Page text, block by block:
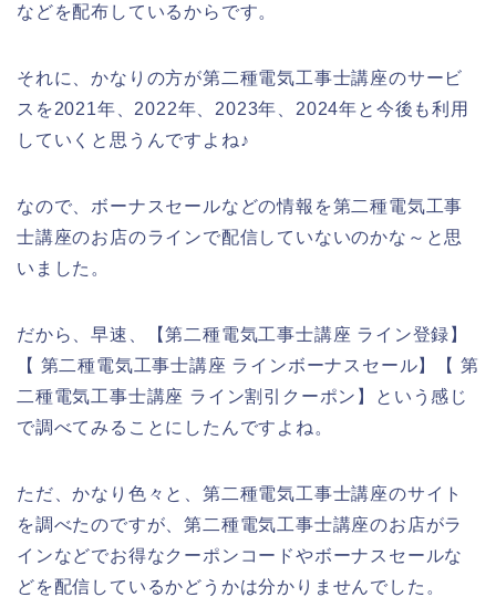
などを配布しているからです。
それに、かなりの方が第二種電気工事士講座のサービ
スを2021年、2022年、2023年、2024年と今後も利用
していくと思うんですよね♪
なので、ボーナスセールなどの情報を第二種電気工事
士講座のお店のラインで配信していないのかな～と思
いました。
だから、早速、【第二種電気工事士講座 ライン登録】
【 第二種電気工事士講座 ラインボーナスセール】【 第
二種電気工事士講座 ライン割引クーポン】という感じ
で調べてみることにしたんですよね。
ただ、かなり色々と、第二種電気工事士講座のサイト
を調べたのですが、第二種電気工事士講座のお店がラ
インなどでお得なクーポンコードやボーナスセールな
どを配信しているかどうかは分かりませんでした。